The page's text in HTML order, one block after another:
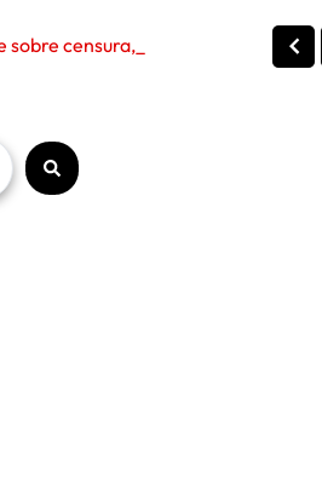
censura, políticas públ